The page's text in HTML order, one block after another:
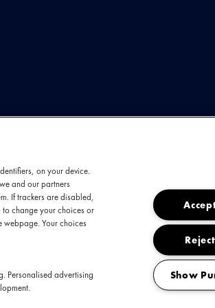
van meerdere rapformaties,
Ploegendienst. Ray
bekroonde album
Zwartin
opleverde. Zijn meest recente
voortdurende evolutie als artiest.
van zijn geluid: veelzijdig,
extreem stijlvol. Hij is een
on your device.
and our partners
If trackers are disabled,
to change your choices or
webpage. Your choices
Personalised advertising
Show